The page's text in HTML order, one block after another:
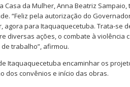
Casa da Mulher, Anna Beatriz
“Feliz pela autorização do
agora para Itaquaquecetuba. Trata-se
diversas ações, o combate à violência
trabalho”, afirmou.
Itaquaquecetuba encaminhar os
dos convênios e início das obras.